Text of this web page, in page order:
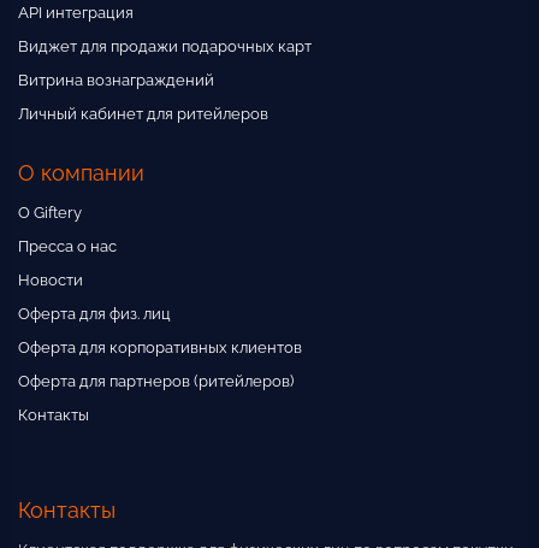
API интеграция
Виджет для продажи подарочных карт
Витрина вознаграждений
Личный кабинет для ритейлеров
О компании
О Giftery
Пресса о нас
Новости
Оферта для физ. лиц
Оферта для корпоративных клиентов
Оферта для партнеров (ритейлеров)
Контакты
Контакты